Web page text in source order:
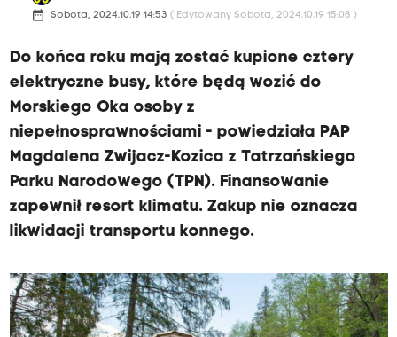
date_range Sobota, 2024.10.19 14:53 ( Edytowany Sobota, 2024.10.19 15:08 )
Do końca roku mają zostać kupione cztery
elektryczne busy, które będą wozić do
Morskiego Oka osoby z
niepełnosprawnościami - powiedziała PAP
Magdalena Zwijacz-Kozica z Tatrzańskiego
Parku Narodowego (TPN). Finansowanie
zapewnił resort klimatu. Zakup nie oznacza
likwidacji transportu konnego.